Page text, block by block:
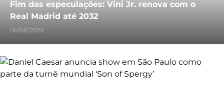
Fim das especulações: Vini Jr. renova com o
Real Madrid até 2032
06/08/2026